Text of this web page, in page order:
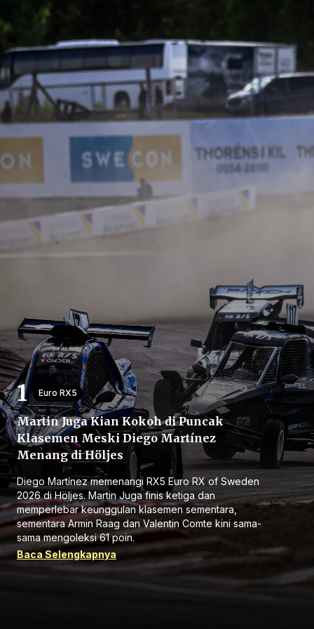
Beranda
Euro RX5
Martin Juga Kian Kokoh di Puncak
Klasemen Meski Diego Martínez
Menang di Höljes
Diego Martínez memenangi RX5 Euro RX of Sweden
2026 di Höljes. Martin Juga finis ketiga dan
memperlebar keunggulan klasemen sementara,
sementara Armin Raag dan Valentin Comte kini sama-
sama mengoleksi 61 poin.
Baca Selengkapnya